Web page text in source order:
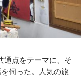
通点をテーマに、そ
伺った。人気の旅